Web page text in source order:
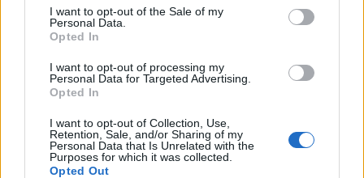
I want to opt-out of the Sale of my
Personal Data.
Opted In
I want to opt-out of processing my
Personal Data for Targeted Advertising.
Opted In
I want to opt-out of Collection, Use,
Retention, Sale, and/or Sharing of my
Personal Data that Is Unrelated with the
Purposes for which it was collected.
Opted Out
και την πολιτική απορρήτου
X